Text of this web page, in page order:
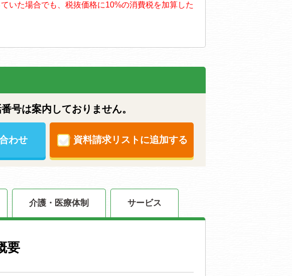
いた場合でも、税抜価格に10%の消費税を加算した
は案内しておりません。
わせ 資料請求リストに追加する
介護・医療体制 サービス
要